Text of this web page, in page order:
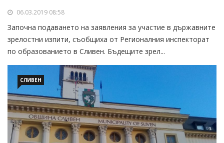
06.03.2019 08:58
Започна подаването на заявления за участие в държавните
зрелостни изпити, съобщиха от Регионалния инспекторат
по образованието в Сливен. Бъдещите зрел...
СЛИВЕН